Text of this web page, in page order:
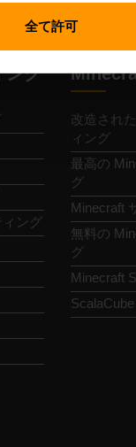
全て許可
ング
ィング
改造され
ィング
最高の
グ
Minecraft
無料の
グ
Minecraft
ScalaCube